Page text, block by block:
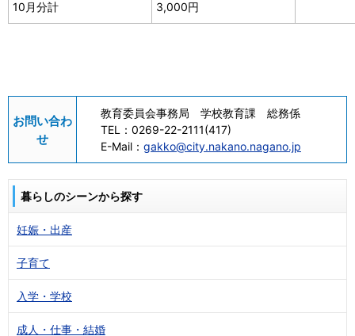
10月分計 3,000円
お問い合わ
せ
教育委員会事務局 学校教育課 総務係
TEL： 0269-22-2111(417)
E-Mail： gakko@city.nakano.nagano.jp
暮らしのシーンから探す
妊娠・出産
子育て
入学・学校
成人・仕事・結婚